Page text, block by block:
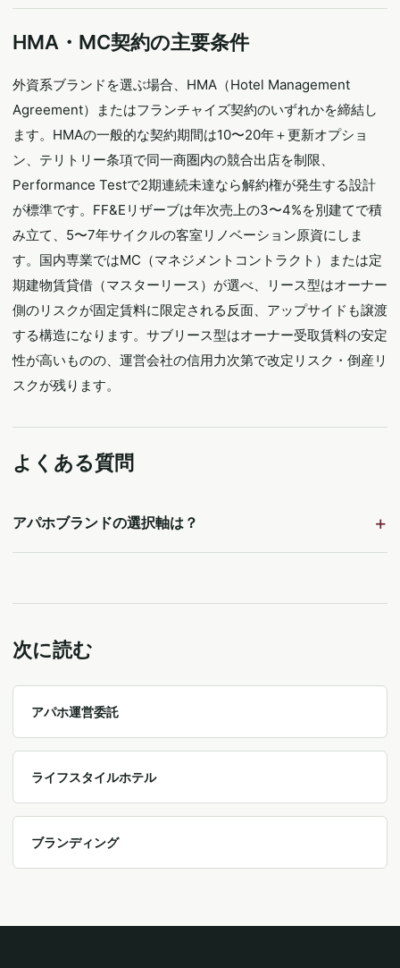
HMA・MC契約の主要条件
外資系ブランドを選ぶ場合、HMA（Hotel Management
Agreement）またはフランチャイズ契約のいずれかを締結し
ます。HMAの一般的な契約期間は10〜20年＋更新オプショ
ン、テリトリー条項で同一商圏内の競合出店を制限、
Performance Testで2期連続未達なら解約権が発生する設計
が標準です。FF&Eリザーブは年次売上の3〜4%を別建てで積
み立て、5〜7年サイクルの客室リノベーション原資にしま
す。国内専業ではMC（マネジメントコントラクト）または定
期建物賃貸借（マスターリース）が選べ、リース型はオーナー
側のリスクが固定賃料に限定される反面、アップサイドも譲渡
する構造になります。サブリース型はオーナー受取賃料の安定
性が高いものの、運営会社の信用力次第で改定リスク・倒産リ
スクが残ります。
よくある質問
アパホブランドの選択軸は？
次に読む
アパホ運営委託
ライフスタイルホテル
ブランディング